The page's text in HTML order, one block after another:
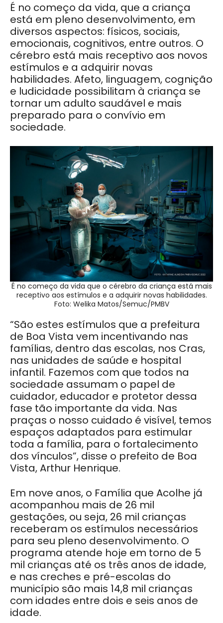
É no começo da vida, que a criança
está em pleno desenvolvimento, em
diversos aspectos: físicos, sociais,
emocionais, cognitivos, entre outros. O
cérebro está mais receptivo aos novos
estímulos e a adquirir novas
habilidades. Afeto, linguagem, cognição
e ludicidade possibilitam à criança se
tornar um adulto saudável e mais
preparado para o convívio em
sociedade.
É no começo da vida que o cérebro da criança está mais
receptivo aos estímulos e a adquirir novas habilidades.
Foto: Welika Matos/Semuc/PMBV
“São estes estímulos que a prefeitura
de Boa Vista vem incentivando nas
famílias, dentro das escolas, nos Cras,
nas unidades de saúde e hospital
infantil. Fazemos com que todos na
sociedade assumam o papel de
cuidador, educador e protetor dessa
fase tão importante da vida. Nas
praças o nosso cuidado é visível, temos
espaços adaptados para estimular
toda a família, para o fortalecimento
dos vínculos”, disse o prefeito de Boa
Vista, Arthur Henrique.
Em nove anos, o Família que Acolhe já
acompanhou mais de 26 mil
gestações, ou seja, 26 mil crianças
receberam os estímulos necessários
para seu pleno desenvolvimento. O
programa atende hoje em torno de 5
mil crianças até os três anos de idade,
e nas creches e pré-escolas do
município são mais 14,8 mil crianças
com idades entre dois e seis anos de
idade.